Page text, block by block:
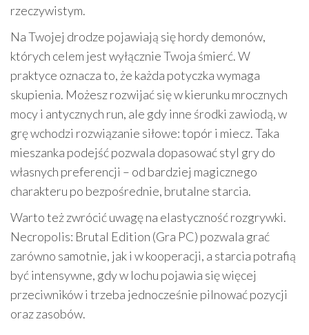
rzeczywistym.
Na Twojej drodze pojawiają się hordy demonów,
których celem jest wyłącznie Twoja śmierć. W
praktyce oznacza to, że każda potyczka wymaga
skupienia. Możesz rozwijać się w kierunku mrocznych
mocy i antycznych run, ale gdy inne środki zawiodą, w
grę wchodzi rozwiązanie siłowe: topór i miecz. Taka
mieszanka podejść pozwala dopasować styl gry do
własnych preferencji – od bardziej magicznego
charakteru po bezpośrednie, brutalne starcia.
Warto też zwrócić uwagę na elastyczność rozgrywki.
Necropolis: Brutal Edition (Gra PC) pozwala grać
zarówno samotnie, jak i w kooperacji, a starcia potrafią
być intensywne, gdy w lochu pojawia się więcej
przeciwników i trzeba jednocześnie pilnować pozycji
oraz zasobów.